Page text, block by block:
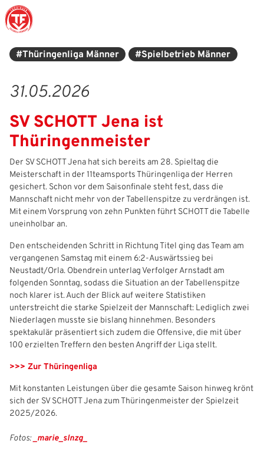
#Thüringenliga Männer #Spielbetrieb Männer
31.05.2026
SV SCHOTT Jena ist
Thüringenmeister
Der SV SCHOTT Jena hat sich bereits am 28. Spieltag die
Meisterschaft in der 11teamsports Thüringenliga der Herren
gesichert. Schon vor dem Saisonfinale steht fest, dass die
Mannschaft nicht mehr von der Tabellenspitze zu verdrängen ist.
Mit einem Vorsprung von zehn Punkten führt SCHOTT die Tabelle
uneinholbar an.
Den entscheidenden Schritt in Richtung Titel ging das Team am
vergangenen Samstag mit einem 6:2‑Auswärtssieg bei
Neustadt/Orla. Obendrein unterlag Verfolger Arnstadt am
folgenden Sonntag, sodass die Situation an der Tabellenspitze
noch klarer ist. Auch der Blick auf weitere Statistiken
unterstreicht die starke Spielzeit der Mannschaft: Lediglich zwei
Niederlagen musste sie bislang hinnehmen. Besonders
spektakulär präsentiert sich zudem die Offensive, die mit über
100 erzielten Treffern den besten Angriff der Liga stellt.
>>> Zur Thüringenliga
Mit konstanten Leistungen über die gesamte Saison hinweg krönt
sich der SV SCHOTT Jena zum Thüringenmeister der Spielzeit
2025/2026.
Fotos: _marie_slnzg_
IHR LOGIN
Geschäftsstelle
Chronik
Ehrentafel
Karriere
Mitgliedschaft
Sicherheit
Junioren
Juniorinnen
Kinderfußball
Schiedsrichter
Freizeit- und Breitensport
Futsal
Eliteschulen
Erzieher und Lehrer
Veranstaltungskalender
DFB-Mobil
DFB-Masterplan
Vielfalt
Fair Play
Inklusion
Schule und Kita
Kinder- und Jugendschutz
#siekickt
Tage des Mädchenfußballs
Newsletter
DFBnet
Passwesen
Vereinsangebote
Downloads
Datenschutz
Länderspiele
Impressum